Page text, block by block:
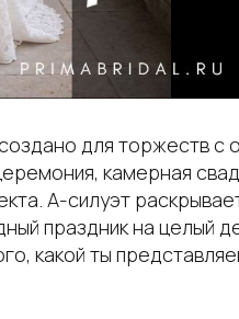
для торжеств с
камерная
А-силуэт
праздник на целый
какой ты